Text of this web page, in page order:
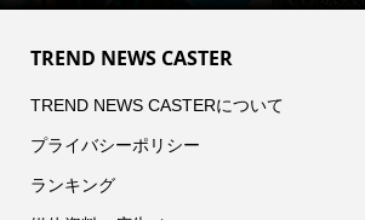
TREND NEWS CASTER
TREND NEWS CASTERについて
プライバシーポリシー
ランキング